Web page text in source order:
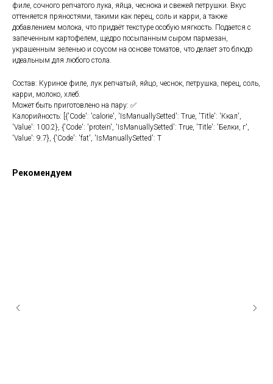
филе, сочного репчатого лука, яйца, чеснока и свежей петрушки. Вкус
оттеняется пряностями, такими как перец, соль и карри, а также
добавлением молока, что придаёт текстуре особую мягкость. Подается с
запеченным картофелем, щедро посыпанным сыром пармезан,
украшенным зеленью и соусом на основе томатов, что делает это блюдо
идеальным для любого стола.
Состав: Куриное филе, лук репчатый, яйцо, чеснок, петрушка, перец, соль,
карри, молоко, хлеб.
Может быть приготовлено на пару: ✅
Калорийность: [{'Code': 'calorie', 'IsManuallySetted': True, 'Title': 'Ккал',
'Value': 100.2}, {'Code': 'protein', 'IsManuallySetted': True, 'Title': 'Белки, г',
'Value': 9.7}, {'Code': 'fat', 'IsManuallySetted': T
Рекомендуем